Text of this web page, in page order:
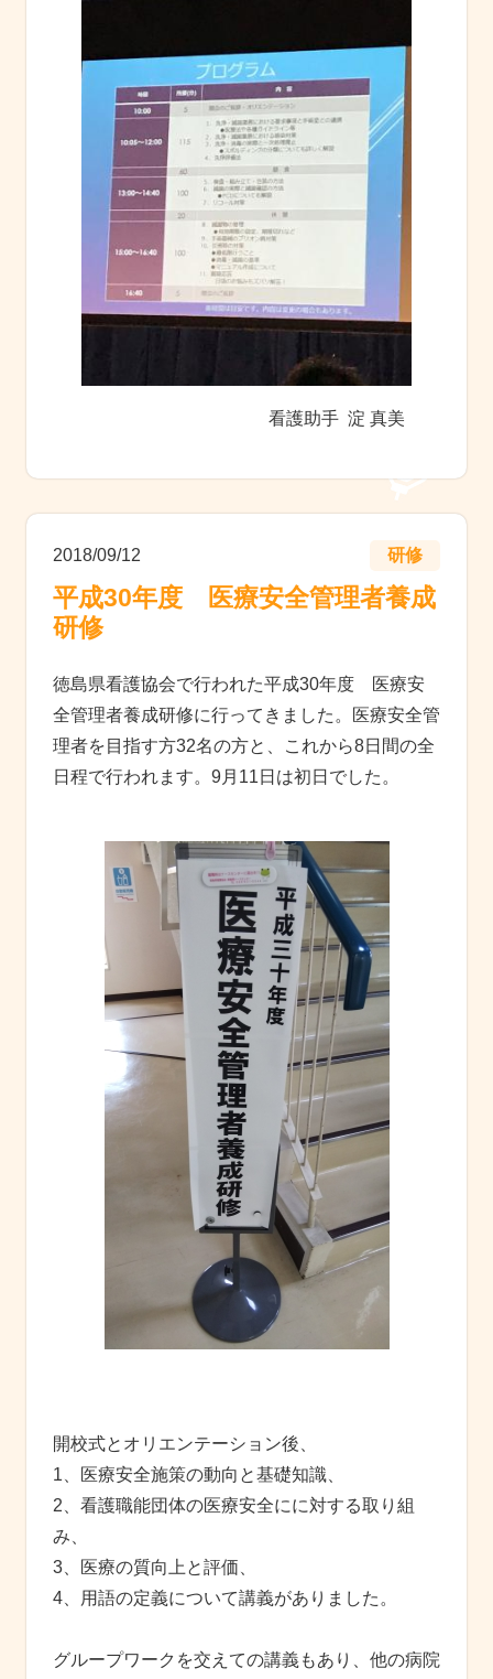
看護助手 淀 真美
研修
2018/09/12
平成30年度 医療安全管理者養成
研修
徳島県看護協会で行われた平成30年度 医療安
全管理者養成研修に行ってきました。医療安全管
理者を目指す方32名の方と、これから8日間の全
日程で行われます。9月11日は初日でした。
開校式とオリエンテーション後、
1、医療安全施策の動向と基礎知識、
2、看護職能団体の医療安全にに対する取り組
み、
3、医療の質向上と評価、
4、用語の定義について講義がありました。
グループワークを交えての講義もあり、他の病院